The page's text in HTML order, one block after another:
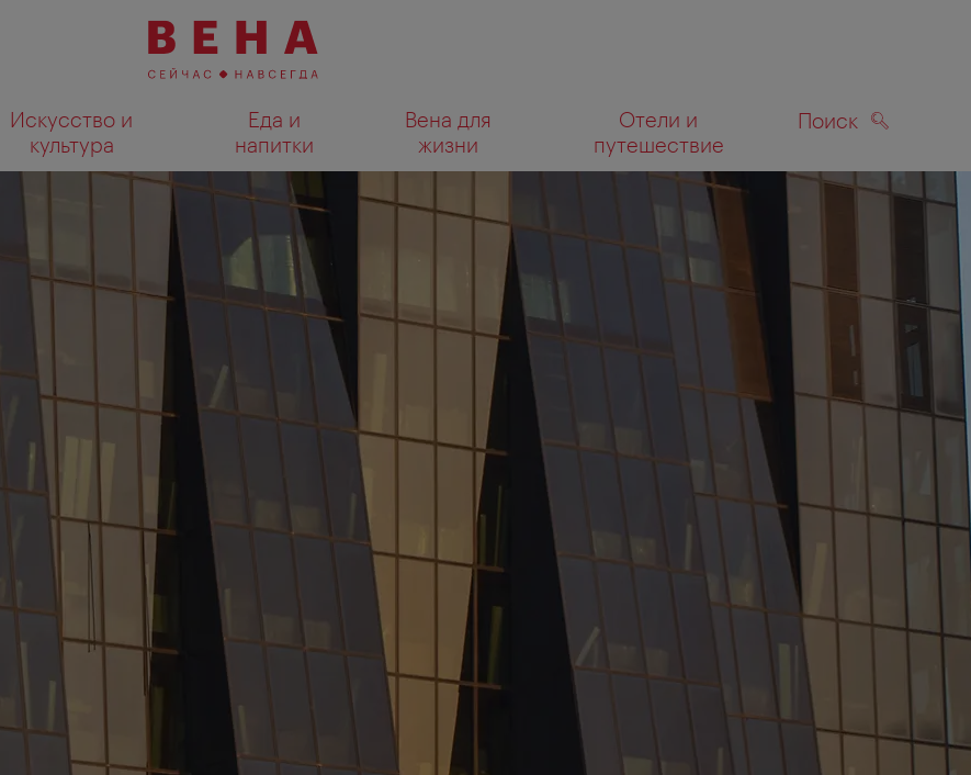
Искусство и
культура
Еда и
напитки
Вена для
жизни
Отели и
путешествие
Поиск
Показать результаты поиска на карте